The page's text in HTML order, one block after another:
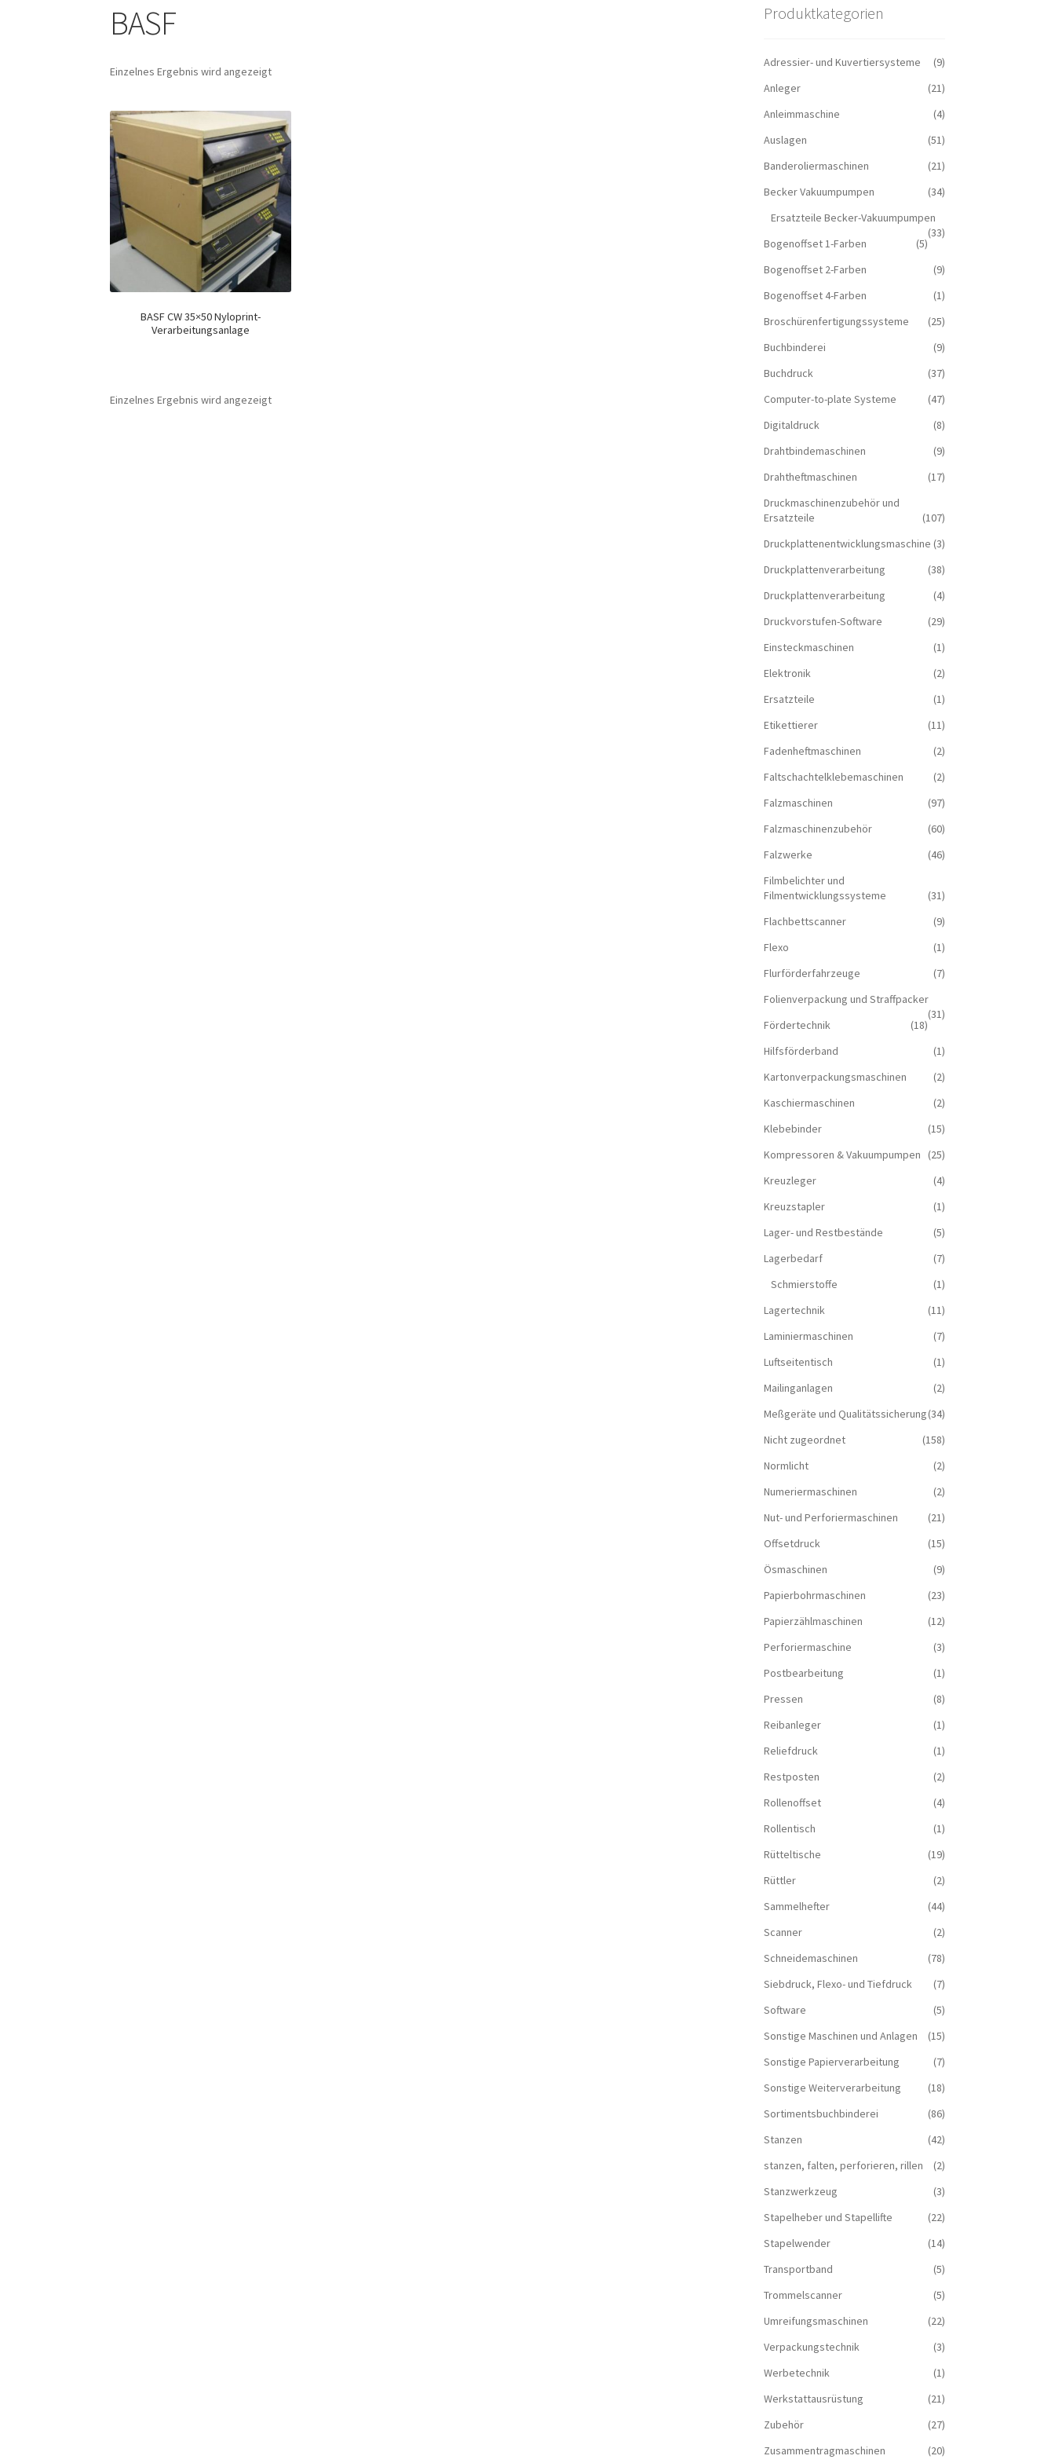
BASF
Einzelnes Ergebnis wird angezeigt
BASF CW 35×50 Nyloprint-
Verarbeitungsanlage
Einzelnes Ergebnis wird angezeigt
Produktkategorien
Adressier- und Kuvertiersysteme
(9)
Anleger
(21)
Anleimmaschine
(4)
Auslagen
(51)
Banderoliermaschinen
(21)
Becker Vakuumpumpen
(34)
Ersatzteile Becker-Vakuumpumpen
(33)
Bogenoffset 1-Farben
(5)
Bogenoffset 2-Farben
(9)
Bogenoffset 4-Farben
(1)
Broschürenfertigungssysteme
(25)
Buchbinderei
(9)
Buchdruck
(37)
Computer-to-plate Systeme
(47)
Digitaldruck
(8)
Drahtbindemaschinen
(9)
Drahtheftmaschinen
(17)
Druckmaschinenzubehör und
Ersatzteile
(107)
Druckplattenentwicklungsmaschine (3)
Druckplattenverarbeitung
(38)
Druckplattenverarbeitung
(4)
Druckvorstufen-Software
(29)
Einsteckmaschinen
(1)
Elektronik
(2)
Ersatzteile
(1)
Etikettierer
(11)
Fadenheftmaschinen
(2)
Faltschachtelklebemaschinen
(2)
Falzmaschinen
(97)
Falzmaschinenzubehör
(60)
Falzwerke
(46)
Filmbelichter und
Filmentwicklungssysteme
(31)
Flachbettscanner
(9)
Flexo
(1)
Flurförderfahrzeuge
(7)
Folienverpackung und Straffpacker
(31)
Fördertechnik
(18)
Hilfsförderband
(1)
Kartonverpackungsmaschinen
(2)
Kaschiermaschinen
(2)
Klebebinder
(15)
Kompressoren & Vakuum­pumpen
(25)
Kreuzleger
(4)
Kreuzstapler
(1)
Lager- und Restbestände
(5)
Lagerbedarf
(7)
Schmierstoffe
(1)
Lagertechnik
(11)
Laminiermaschinen
(7)
Luftseitentisch
(1)
Mailinganlagen
(2)
Meßgeräte und Qualitätssicherung(34)
Nicht zugeordnet
(158)
Normlicht
(2)
Numeriermaschinen
(2)
Nut- und Perforiermaschinen
(21)
Offsetdruck
(15)
Ösmaschinen
(9)
Papierbohrmaschinen
(23)
Papierzählmaschinen
(12)
Perforiermaschine
(3)
Postbearbeitung
(1)
Pressen
(8)
Reibanleger
(1)
Reliefdruck
(1)
Restposten
(2)
Rollenoffset
(4)
Rollentisch
(1)
Rütteltische
(19)
Rüttler
(2)
Sammelhefter
(44)
Scanner
(2)
Schneidemaschinen
(78)
Siebdruck, Flexo- und Tiefdruck
(7)
Software
(5)
Sonstige Maschinen und Anlagen
(15)
Sonstige Papierverarbeitung
(7)
Sonstige Weiterverarbeitung
(18)
Sortimentsbuchbinderei
(86)
Stanzen
(42)
stanzen, falten, perforieren, rillen
(2)
Stanzwerkzeug
(3)
Stapelheber und Stapellifte
(22)
Stapelwender
(14)
Transportband
(5)
Trommelscanner
(5)
Umreifungsmaschinen
(22)
Verpackungstechnik
(3)
Werbetechnik
(1)
Werkstattausrüstung
(21)
Zubehör
(27)
Zusammentragmaschinen
(20)